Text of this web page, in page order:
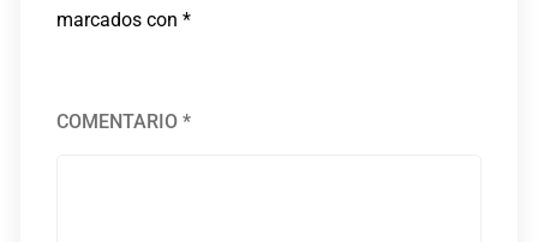
marcados con*
COMENTARIO*